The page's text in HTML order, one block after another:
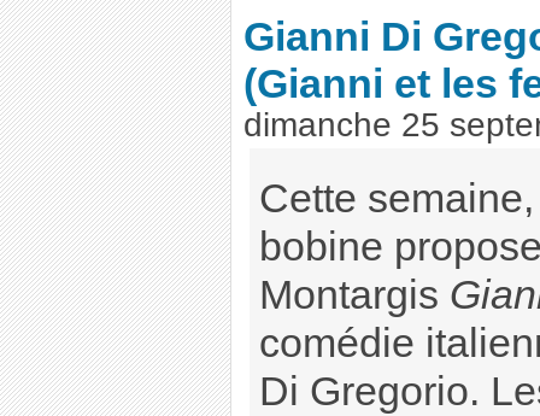
Gianni Di
(Gianni et les
dimanche 25
Cette
bobine
Montargis
comédie
Di Gregorio.